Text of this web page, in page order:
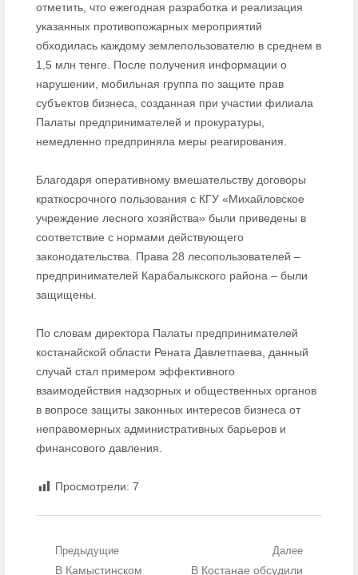
отметить, что ежегодная разработка и реализация
указанных противопожарных мероприятий
обходилась каждому землепользователю в среднем в
1,5 млн тенге. После получения информации о
нарушении, мобильная группа по защите прав
субъектов бизнеса, созданная при участии филиала
Палаты предпринимателей и прокуратуры,
немедленно предприняла меры реагирования.
Благодаря оперативному вмешательству договоры
краткосрочного пользования с КГУ «Михайловское
учреждение лесного хозяйства» были приведены в
соответствие с нормами действующего
законодательства. Права 28 лесопользователей –
предпринимателей Карабалыкского района – были
защищены.
По словам директора Палаты предпринимателей
костанайской области Рената Давлетпаева, данный
случай стал примером эффективного
взаимодействия надзорных и общественных органов
в вопросе защиты законных интересов бизнеса от
неправомерных административных барьеров и
финансового давления.
Просмотрели: 7
Навигация по записям
Предыдущие
Предыдущий пост:
В Камыстинском
Далее
Следующий пост:
В Костанае обсудили